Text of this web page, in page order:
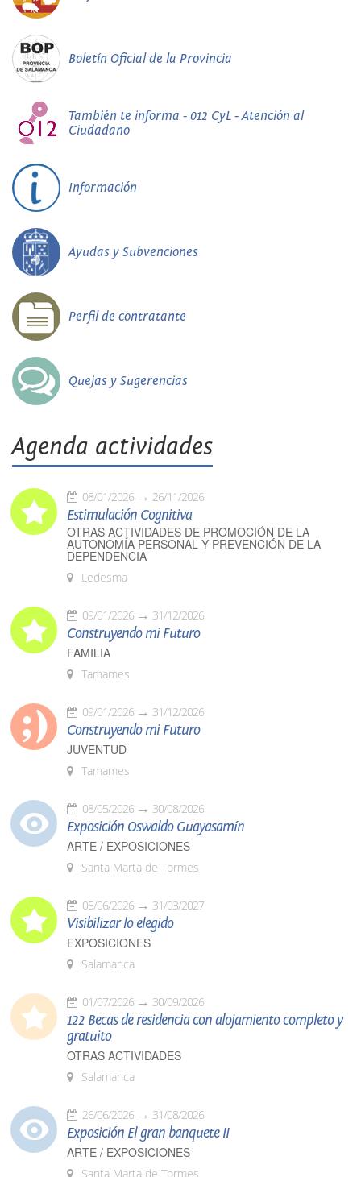
Boletín Oficial de la Provincia
También te informa - 012 CyL - Atención al
Ciudadano
Información
Ayudas y Subvenciones
Perfil de contratante
Quejas y Sugerencias
Agenda actividades
08/01/2026 26/11/2026
Estimulación Cognitiva
OTRAS ACTIVIDADES DE PROMOCIÓN DE LA
AUTONOMÍA PERSONAL Y PREVENCIÓN DE LA
DEPENDENCIA
Ledesma
09/01/2026 31/12/2026
Construyendo mi Futuro
FAMILIA
Tamames
09/01/2026 31/12/2026
Construyendo mi Futuro
JUVENTUD
Tamames
08/05/2026 30/08/2026
Exposición Oswaldo Guayasamín
ARTE / EXPOSICIONES
Santa Marta de Tormes
05/06/2026 31/03/2027
Visibilizar lo elegido
EXPOSICIONES
Salamanca
01/07/2026 30/09/2026
122 Becas de residencia con alojamiento completo y
gratuito
OTRAS ACTIVIDADES
Salamanca
26/06/2026 31/08/2026
Exposición El gran banquete II
ARTE / EXPOSICIONES
Santa Marta de Tormes